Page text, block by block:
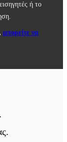
ή το
μπορείτε να